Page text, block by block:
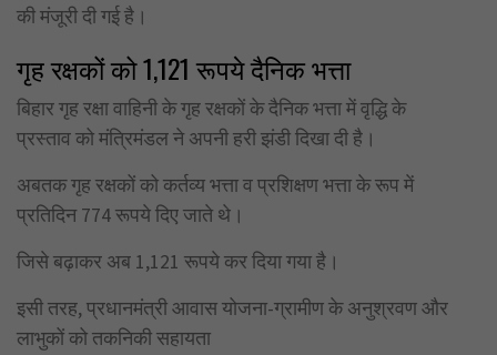
की मंजूरी दी गई है।
गृह रक्षकों को 1,121 रूपये दैनिक भत्ता
बिहार गृह रक्षा वाहिनी के गृह रक्षकों के दैनिक भत्ता में वृद्धि के
प्रस्ताव को मंत्रिमंडल ने अपनी हरी झंडी दिखा दी है।
अबतक गृह रक्षकों को कर्तव्य भत्ता व प्रशिक्षण भत्ता के रूप में
प्रतिदिन 774 रूपये दिए जाते थे।
जिसे बढ़ाकर अब 1,121 रूपये कर दिया गया है।
इसी तरह, प्रधानमंत्री आवास योजना-ग्रामीण के अनुश्रवण और
लाभुकों को तकनिकी सहायता